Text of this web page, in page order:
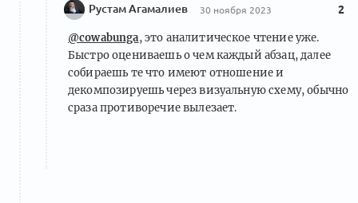
Рустам Агамалиев 30 ноября 2023 2
@cowabunga, это аналитическое чтение уже.
Быстро оцениваешь о чем каждый абзац, далее
собираешь те что имеют отношение и
декомпозируешь через визуальную схему, обычно
сраза противоречие вылезает.